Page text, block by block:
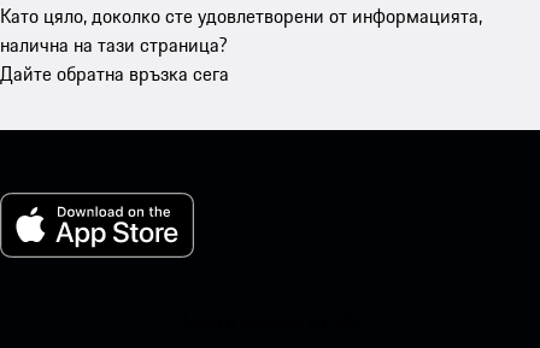
Като цяло, доколко сте удовлетворени от информацията,
налична на тази страница?
Дайте обратна връзка сега